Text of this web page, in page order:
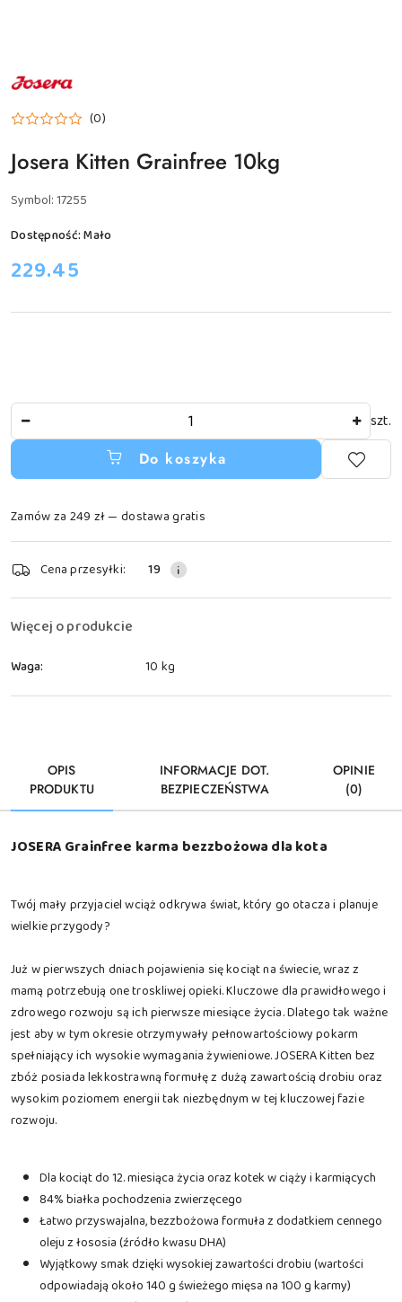
NAZWA
PRODUCENTA:
JOSERA
(0)
Josera Kitten Grainfree 10kg
Symbol:17255
Dostępność:Mało
cena:
229.45
szt.
Do koszyka
Zamów za 249 zł — dostawa gratis
i
dostawa
Cena przesyłki: 19
Więcej o produkcie
Waga: 10 kg
OPIS
PRODUKTU
INFORMACJE DOT.
BEZPIECZEŃSTWA
OPINIE
(0)
JOSERA Grainfree karma bezzbożowa dla kota
Twój mały przyjaciel wciąż odkrywa świat, który go otacza i planuje
wielkie przygody?
Już w pierwszych dniach pojawienia się kociąt na świecie, wraz z
mamą potrzebują one troskliwej opieki. Kluczowe dla prawidłowego i
zdrowego rozwoju są ich pierwsze miesiące życia. Dlatego tak ważne
jest aby w tym okresie otrzymywały pełnowartościowy pokarm
spełniający ich wysokie wymagania żywieniowe. JOSERA Kitten bez
zbóż posiada lekkostrawną formułę z dużą zawartością drobiu oraz
wysokim poziomem energii tak niezbędnym w tej kluczowej fazie
rozwoju.
Dla kociąt do 12. miesiąca życia oraz kotek w ciąży i karmiących
84% białka pochodzenia zwierzęcego
Łatwo przyswajalna, bezzbożowa formuła z dodatkiem cennego
oleju z łososia (źródło kwasu DHA)
Wyjątkowy smak dzięki wysokiej zawartości drobiu (wartości
odpowiadają około 140 g świeżego mięsa na 100 g karmy)